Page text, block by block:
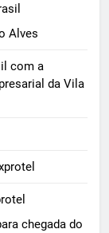
Alves
com a
da Vila
chegada do